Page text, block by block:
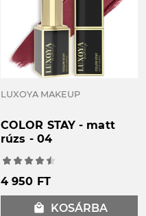
LUXOYA MAKEUP
COLOR STAY - matt
rúzs - 04
4 950 FT
local_mall KOSÁRBA